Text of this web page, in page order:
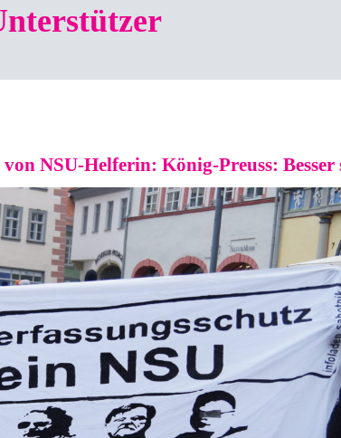
NSU-Helferin: König-Preuss: Besser